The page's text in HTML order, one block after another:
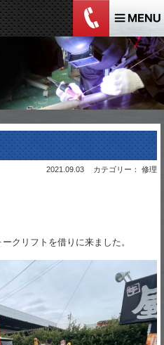
2021.09.03 カテゴリー： 修理
クリフトを借りに来ました。